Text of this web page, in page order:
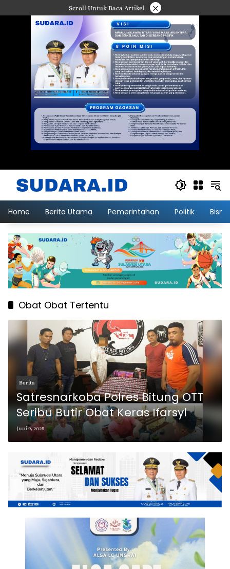
ke
Scroll Untuk Baca Artikel ×
Home Berita Utama Pemerintahan Politik
Obat Obat Tertentu
Berita
Satresnarkoba Polres Bitung OTT
Seribu Butir Obat Keras Ifarsyl
Juni 9, 2025